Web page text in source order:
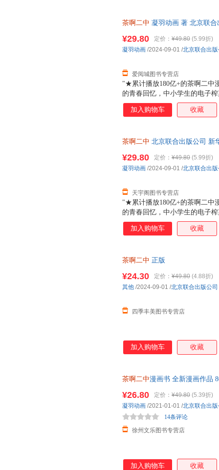
茶啊二中 凝羽动画 著 北京联
"★累计播放180亿+的茶啊二中
的青春回忆，中小学生的电子
像校园生活的我们，每个人都
售价！用漫画传递快乐的力量
¥29.80 定价： ¥49.80 (5.99折)
爱阅城图书专营店
凝羽动画 /2024-09-01 /北京联合出
加入购物车 收藏
茶啊二中 北京联合出版公司 新
"★累计播放180亿+的茶啊二中
的青春回忆，中小学生的电子
像校园生活的我们，每个人都
售价！用漫画传递快乐的力量
¥29.80 定价： ¥49.80 (5.99折)
天宇阁图书专营店
凝羽动画 /2024-09-01 /北京联合出
加入购物车 收藏
茶啊二中 正版
¥24.30 定价： ¥49.80 (4.88折)
四季丰美图书专营店
其他 /2024-09-01 /北京联合出版公司
加入购物车 收藏
茶啊二中漫画书 全新漫画作品
¥26.80 定价： ¥49.80 (5.39折)
徐州文乐图书专营店
14条评论
凝羽动画 /2021-01-01 /北京联合出
加入购物车 收藏